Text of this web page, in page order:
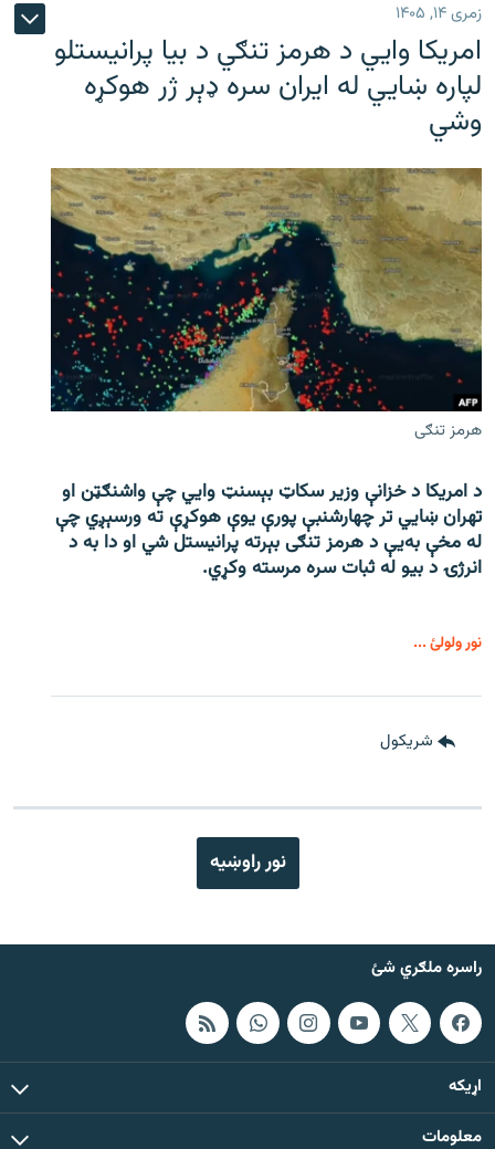
زمری ۱۴, ۱۴۰۵
امریکا وايي د هرمز تنګي د بیا پرانیستلو
لپاره ښایي له ایران سره ډېر ژر هوکړه
وشي
هرمز تنګی
د امریکا د خزانې وزیر سکاټ بېسنټ وایي چې واشنګټن او
تهران ښايي تر چهارشنبې پورې یوې هوکړې ته ورسېږي چې
له مخې به‌یې د هرمز تنګی بېرته پرانیستل شي او دا به د
انرژۍ د بیو له ثبات سره مرسته وکړي.
نور ولولئ ...
شريکول
نور راوښيه
راسره ملګري شئ
اړيکه
معلومات